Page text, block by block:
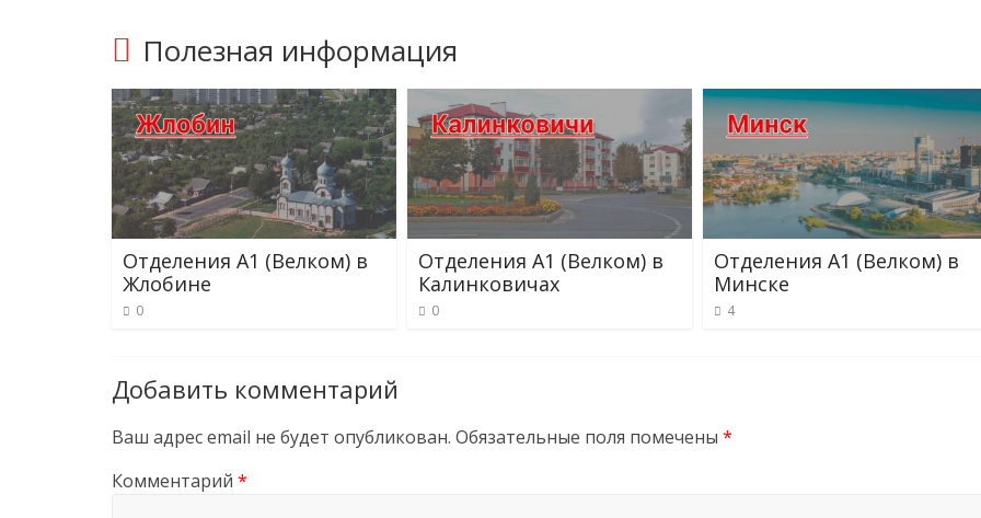
Полезная информация
Отделения А1 (Велком) в
Жлобине
0
Отделения А1 (Велком) в
Калинковичах
0
Отделения А1 (Велком) в
Минске
4
Добавить комментарий
Ваш адрес email не будет опубликован. Обязательные поля помечены *
Комментарий *